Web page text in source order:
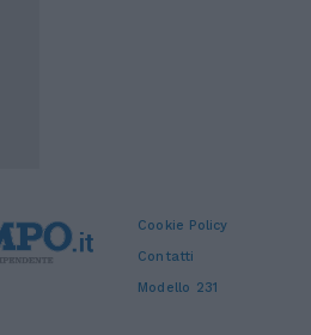
Cookie Policy
Contatti
Modello 231